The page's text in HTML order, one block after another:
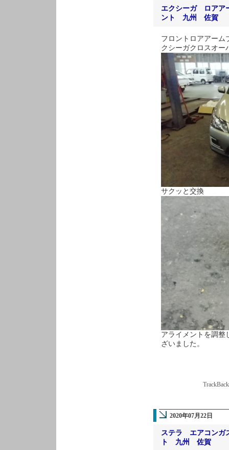
エクシーガ ロアア
ント 九州 佐賀
フロントロアアーム
クシーガクロスオー
サクッと交換
アライメントを調整
ざいました。
2020年07月22日
ステラ エアコンガ
ト 九州 佐賀